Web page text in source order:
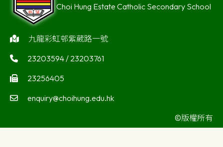
Choi Hung Estate Catholic Secondary School
九龍彩虹邨紫葳路一號
23203594 / 23203761
23256405
enquiry@choihung.edu.hk
©版權所有